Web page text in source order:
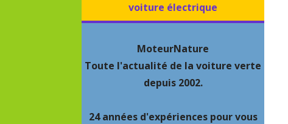
voiture électrique
MoteurNature
Toute l'actualité de la voiture verte
depuis 2002.
24 années d'expériences pour vous